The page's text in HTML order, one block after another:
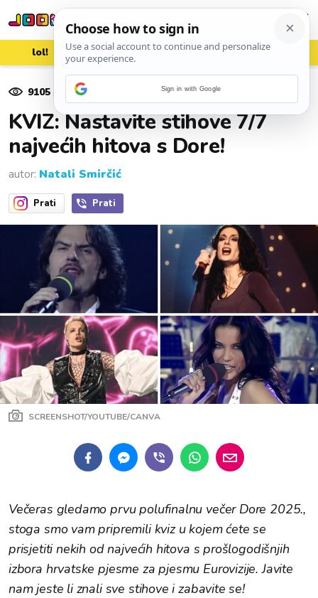
lol! aww vrh! woot?!
9105 pregleda
KVIZ: Nastavite stihove 7/7
najvećih hitova s Dore!
autor: Natali Smirčić
Prati Prati
SCREENSHOT/YOUTUBE/CANVA
Večeras gledamo prvu polufinalnu večer Dore 2025.,
stoga smo vam pripremili kviz u kojem ćete se
prisjetiti nekih od najvećih hitova s prošlogodišnjih
izbora hrvatske pjesme za pjesmu Eurovizije. Javite
nam jeste li znali sve stihove i zabavite se!
Sign in with Google